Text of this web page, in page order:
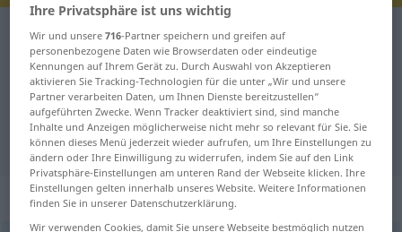
Isländisch-Deutsch Wörterbuch skelfa
Isländisch-Deutsch Übersetzung
für "skelfa"
"skelfa" Deutsch Übersetzung
„skelfa“
Ihre Privatsphäre ist uns wichtig
Wir und unsere716-Partner speichern und greifen auf
personenbezogene Daten wie Browserdaten oder eindeutige
Kennungen auf Ihrem Gerät zu. Durch Auswahl von Akzeptieren
aktivieren Sie Tracking-Technologien für die unter „Wir und unsere
Partner verarbeiten Daten, um Ihnen Dienste bereitzustellen“
aufgeführten Zwecke. Wenn Tracker deaktiviert sind, sind manche
Inhalte und Anzeigen möglicherweise nicht mehr so relevant für Sie. Sie
können dieses Menü jederzeit wieder aufrufen, um Ihre Einstellungen zu
ändern oder Ihre Einwilligung zu widerrufen, indem Sie auf den Link
Privatsphäre-Einstellungen am unteren Rand der Webseite klicken. Ihre
Einstellungen gelten innerhalb unseres Website. Weitere Informationen
finden Sie in unserer Datenschutzerklärung.
Wir verwenden Cookies, damit Sie unsere Webseite bestmöglich nutzen